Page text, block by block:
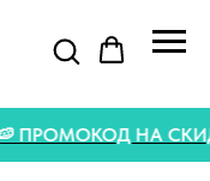
🍉 ПРОМОКОД НА